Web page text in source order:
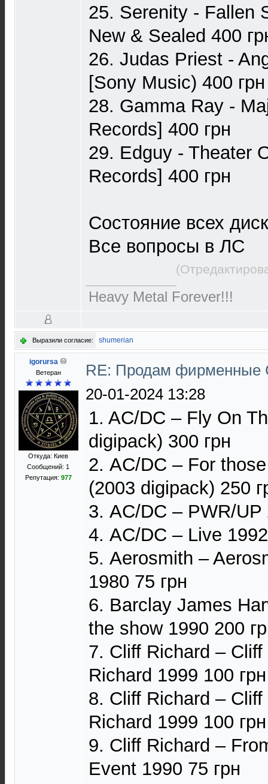
25. Serenity - Fallen
New & Sealed 400
26. Judas Priest -
[Sony Music) 400 грн
28. Gamma Ray -
Records] 400 грн
29. Edguy - Theater
Records] 400 грн
Состояние всех
Все вопросы в ЛС
Heavy Metal Forever!!!
Выразили согласие: shumerian
igorursa
Ветеран
Откуда: Киев
Сообщений: 1
Репутация: 977
RE: Продам фирменные
20-01-2024 13:28
1. AC/DC – Fly On
digipack) 300 грн
2. AC/DC – For
(2003 digipack) 250
3. AC/DC – PWR/UP
4. AC/DC – Live
5. Aerosmith ‎–
1980 75 грн
6. Barclay James
the show 1990 200
7. Cliff Richard –
Richard 1999 100 грн
8. Cliff Richard –
Richard 1999 100 грн
9. Cliff Richard –
Event 1990 75 грн